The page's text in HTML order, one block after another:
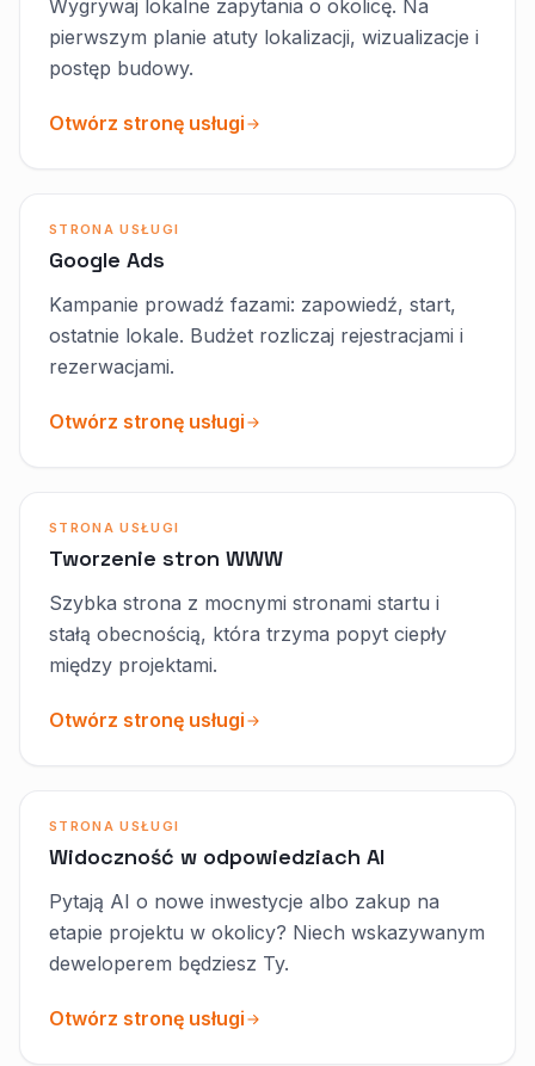
Wygrywaj lokalne zapytania o okolicę. Na
pierwszym planie atuty lokalizacji, wizualizacje i
postęp budowy.
Otwórz stronę usługi
STRONA USŁUGI
Google Ads
Kampanie prowadź fazami: zapowiedź, start,
ostatnie lokale. Budżet rozliczaj rejestracjami i
rezerwacjami.
Otwórz stronę usługi
STRONA USŁUGI
Tworzenie stron WWW
Szybka strona z mocnymi stronami startu i
stałą obecnością, która trzyma popyt ciepły
między projektami.
Otwórz stronę usługi
STRONA USŁUGI
Widoczność w odpowiedziach AI
Pytają AI o nowe inwestycje albo zakup na
etapie projektu w okolicy? Niech wskazywanym
deweloperem będziesz Ty.
Otwórz stronę usługi